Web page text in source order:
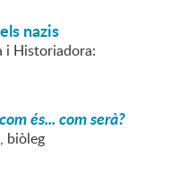
nazis
i Historiadora:
és... com serà?
biòleg